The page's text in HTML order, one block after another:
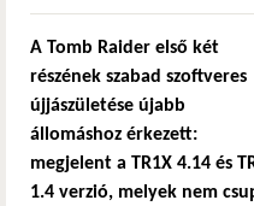
A Tomb Raider első két
részének szabad szoftveres
újjászületése újabb
állomáshoz érkezett:
megjelent a TR1X 4.14 és
1.4 verzió, melyek nem